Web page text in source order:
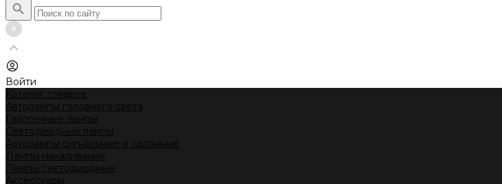
Войти
Каталог товаров
Автолампы головного света
Галогенные лампы
Светодиодные лампы
Автолампы сигнальные и салонные
Лампы накаливания
Лампы светодиодные
Аксессуары